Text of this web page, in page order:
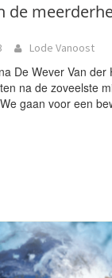
de
Lode Vanoost
De Wever Van der
na de zoveelste
gaan voor een